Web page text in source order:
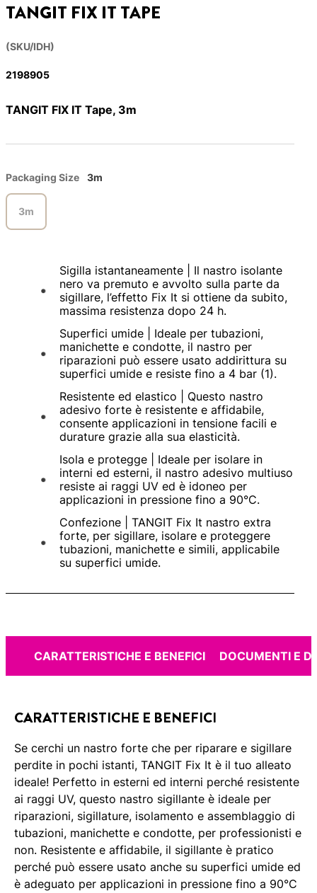
TANGIT FIX IT TAPE
(SKU/IDH)
2198905
TANGIT FIX IT Tape, 3m
Packaging Size 3m
3m
Sigilla istantaneamente | Il nastro isolante
nero va premuto e avvolto sulla parte da
sigillare, l’effetto Fix It si ottiene da subito,
massima resistenza dopo 24 h.
Superfici umide | Ideale per tubazioni,
manichette e condotte, il nastro per
riparazioni può essere usato addirittura su
superfici umide e resiste fino a 4 bar (1).
Resistente ed elastico | Questo nastro
adesivo forte è resistente e affidabile,
consente applicazioni in tensione facili e
durature grazie alla sua elasticità.
Isola e protegge | Ideale per isolare in
interni ed esterni, il nastro adesivo multiuso
resiste ai raggi UV ed è idoneo per
applicazioni in pressione fino a 90°C.
Confezione | TANGIT Fix It nastro extra
forte, per sigillare, isolare e proteggere
tubazioni, manichette e simili, applicabile
su superfici umide.
CARATTERISTICHE E BENEFICI DOCUMENTI E
CARATTERISTICHE E BENEFICI
Se cerchi un nastro forte che per riparare e sigillare
perdite in pochi istanti, TANGIT Fix It è il tuo alleato
ideale! Perfetto in esterni ed interni perché resistente
ai raggi UV, questo nastro sigillante è ideale per
riparazioni, sigillature, isolamento e assemblaggio di
tubazioni, manichette e condotte, per professionisti e
non. Resistente e affidabile, il sigillante è pratico
perché può essere usato anche su superfici umide ed
è adeguato per applicazioni in pressione fino a 90°C